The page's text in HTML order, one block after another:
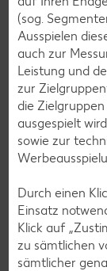
Plätzchen-
Smoothie-
Bowle-
Cocktail-
Avocado-
Erdbeer-
Blaubeer-
Bananen-
(sog.
Ausspielen
auch zur
Leistung und
zur
die
ausgespielt
sowie zur
Durch einen
Einsatz
Klick auf
zu sämtlichen
sämtlicher